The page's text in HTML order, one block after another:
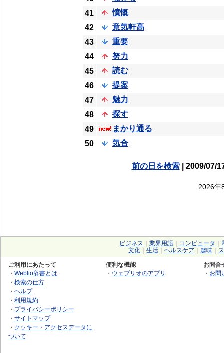
41
憤慨
42
意気軒高
43
重要
44
努力
45
読む
46
提案
47
魅力
48
探す
49
まかり通る
50
気合
前の日を検索| 2009/07/
2026年
ビジネス 業界用語 コンピュータ
文化
生活 ヘルスケア 趣味
ご利用にあたって
・ Weblio辞書とは
・ 検索の仕方
・ ヘルプ
・ 利用規約
・ プライバシーポリシー
・ サイトマップ
・ クッキー・アクセスデータに
ついて
便利な機能
・ ウェブリオのアプリ
お問合
・ お問